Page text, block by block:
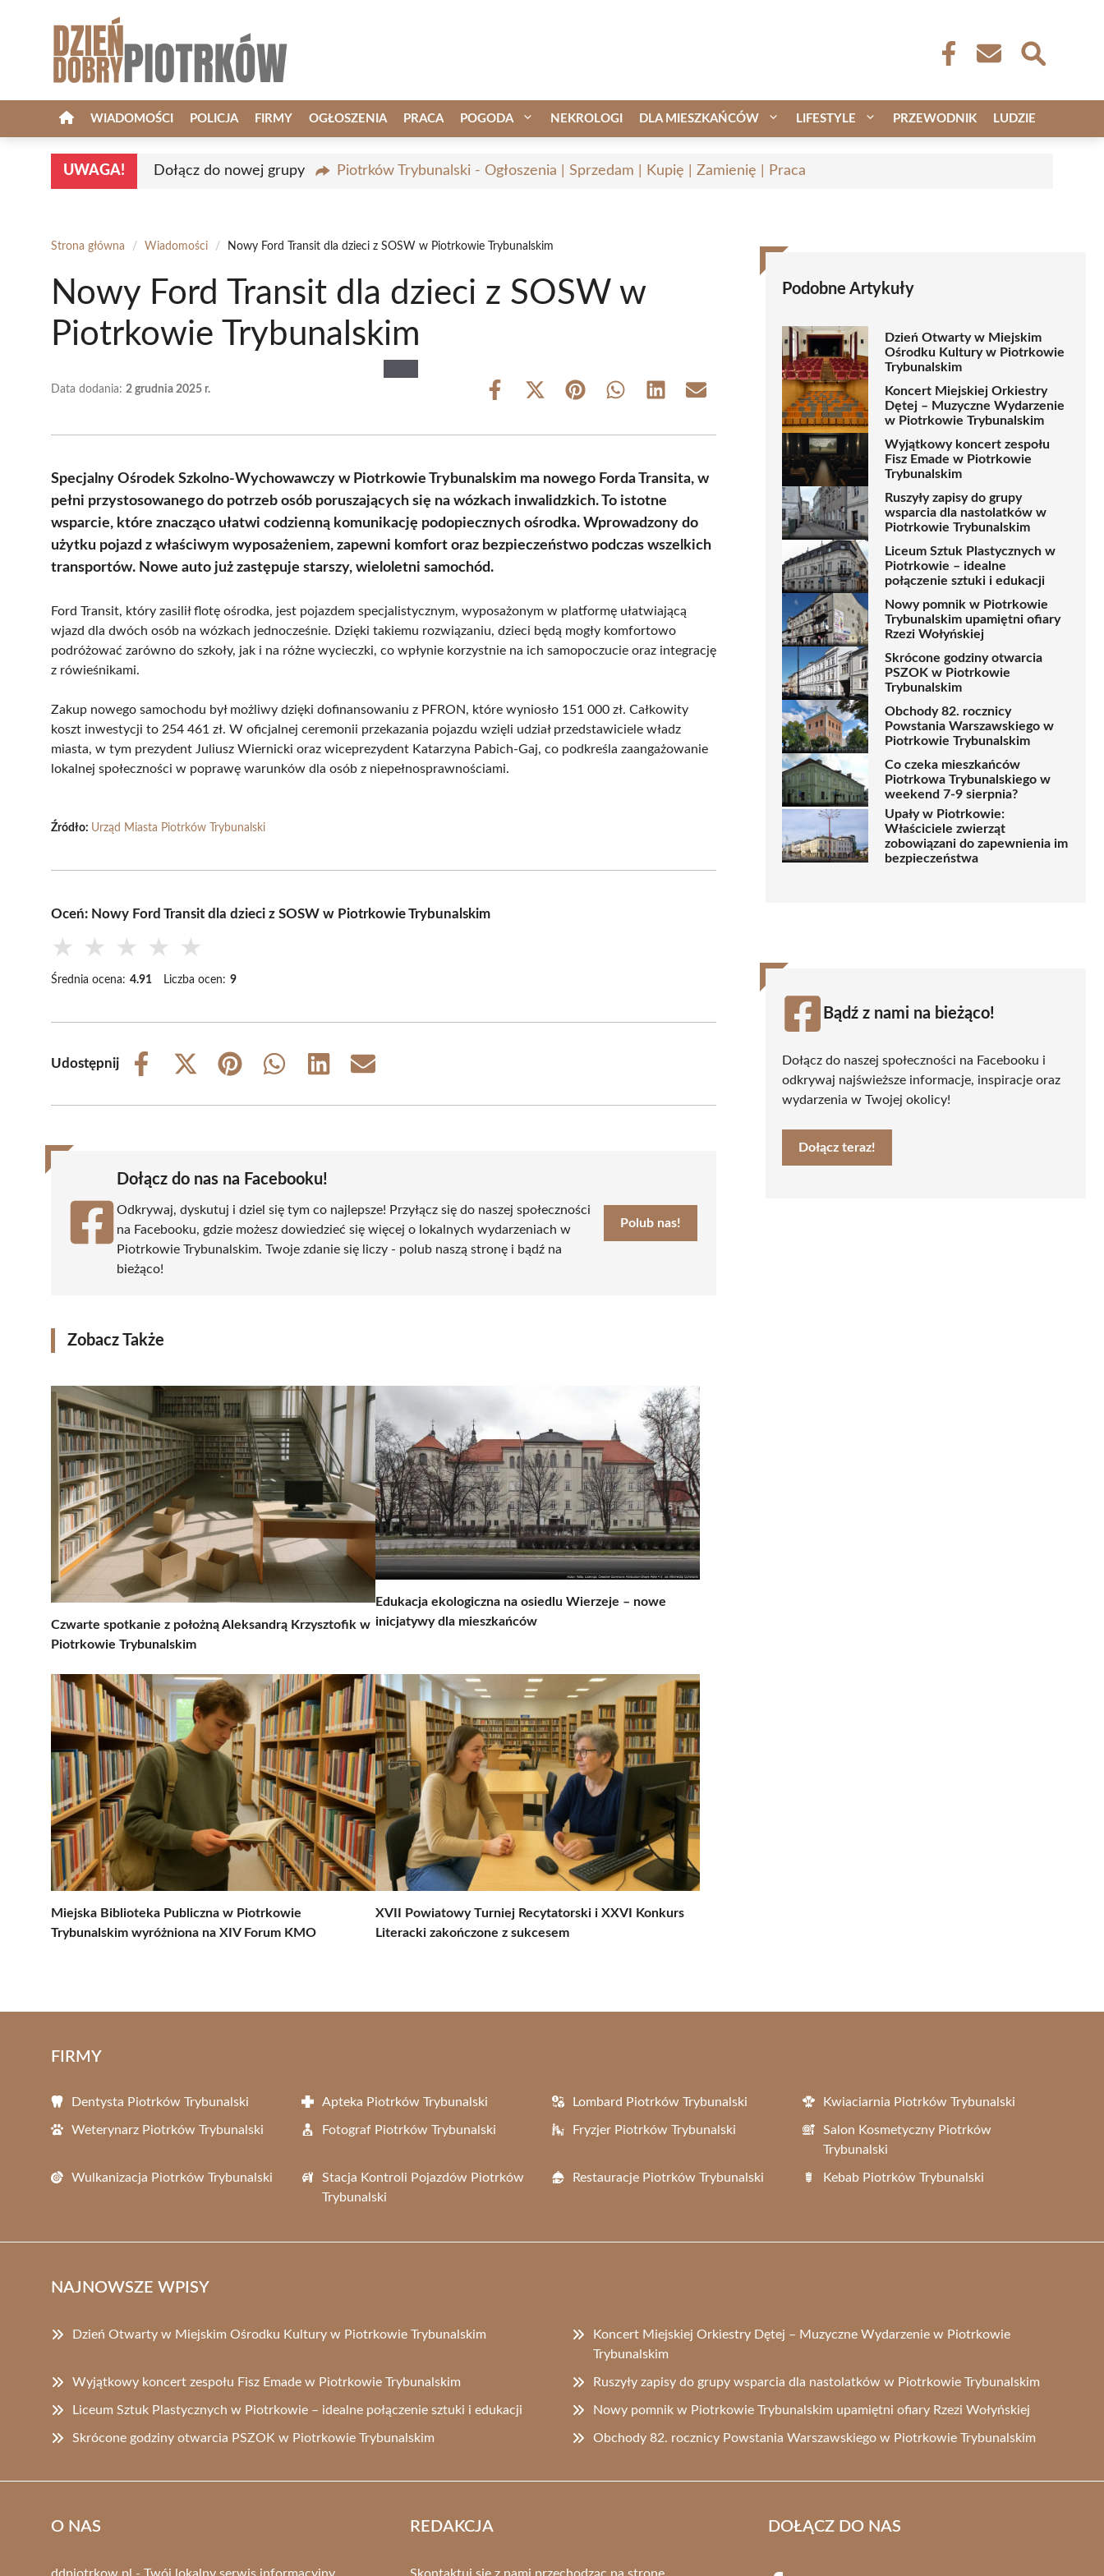
WIADOMOŚCI POLICJA FIRMY OGŁOSZENIA PRACA POGODA NEKROLOGI DLA MIESZKAŃCÓW LIFESTYLE PRZEWODNIK LUDZIE
UWAGA! Dołącz do nowej grupy Piotrków Trybunalski - Ogłoszenia | Sprzedam | Kupię | Zamienię | Praca
Strona główna / Wiadomości / Nowy Ford Transit dla dzieci z SOSW w Piotrkowie Trybunalskim
Nowy Ford Transit dla dzieci z SOSW w
Piotrkowie Trybunalskim
Data dodania: 2 grudnia 2025 r.
Share
Share
(Twitter)
Share Share Share Share
Specjalny Ośrodek Szkolno-Wychowawczy w Piotrkowie Trybunalskim ma nowego Forda Transita, w
pełni przystosowanego do potrzeb osób poruszających się na wózkach inwalidzkich. To istotne
wsparcie, które znacząco ułatwi codzienną komunikację podopiecznych ośrodka. Wprowadzony do
użytku pojazd z właściwym wyposażeniem, zapewni komfort oraz bezpieczeństwo podczas wszelkich
transportów. Nowe auto już zastępuje starszy, wieloletni samochód.
Ford Transit, który zasilił flotę ośrodka, jest pojazdem specjalistycznym, wyposażonym w platformę ułatwiającą
wjazd dla dwóch osób na wózkach jednocześnie. Dzięki takiemu rozwiązaniu, dzieci będą mogły komfortowo
podróżować zarówno do szkoły, jak i na różne wycieczki, co wpłynie korzystnie na ich samopoczucie oraz integrację
z rówieśnikami.
Zakup nowego samochodu był możliwy dzięki dofinansowaniu z PFRON, które wyniosło 151 000 zł. Całkowity
koszt inwestycji to 254 461 zł. W oficjalnej ceremonii przekazania pojazdu wzięli udział przedstawiciele władz
miasta, w tym prezydent Juliusz Wiernicki oraz wiceprezydent Katarzyna Pabich-Gaj, co podkreśla zaangażowanie
lokalnej społeczności w poprawę warunków dla osób z niepełnosprawnościami.
Źródło: Urząd Miasta Piotrków Trybunalski
Oceń: Nowy Ford Transit dla dzieci z SOSW w Piotrkowie Trybunalskim
★ ★ ★ ★ ★
Średnia ocena: 4.91 Liczba ocen: 9
Udostępnij
Share
Share
(Twitter)
Share
Share
Share
Share
Dołącz do nas na Facebooku!
Odkrywaj, dyskutuj i dziel się tym co najlepsze! Przyłącz się do naszej społeczności
na Facebooku, gdzie możesz dowiedzieć się więcej o lokalnych wydarzeniach w
Piotrkowie Trybunalskim. Twoje zdanie się liczy - polub naszą stronę i bądź na
bieżąco!
Polub nas!
Zobacz Także
Czwarte spotkanie z położną Aleksandrą Krzysztofik w
Piotrkowie Trybunalskim
Edukacja ekologiczna na osiedlu Wierzeje – nowe
inicjatywy dla mieszkańców
Miejska Biblioteka Publiczna w Piotrkowie
Trybunalskim wyróżniona na XIV Forum KMO
XVII Powiatowy Turniej Recytatorski i XXVI Konkurs
Literacki zakończone z sukcesem
Podobne Artykuły
Dzień Otwarty w Miejskim
Ośrodku Kultury w Piotrkowie
Trybunalskim
Koncert Miejskiej Orkiestry
Dętej – Muzyczne Wydarzenie
w Piotrkowie Trybunalskim
Wyjątkowy koncert zespołu
Fisz Emade w Piotrkowie
Trybunalskim
Ruszyły zapisy do grupy
wsparcia dla nastolatków w
Piotrkowie Trybunalskim
Liceum Sztuk Plastycznych w
Piotrkowie – idealne
połączenie sztuki i edukacji
Nowy pomnik w Piotrkowie
Trybunalskim upamiętni ofiary
Rzezi Wołyńskiej
Skrócone godziny otwarcia
PSZOK w Piotrkowie
Trybunalskim
Obchody 82. rocznicy
Powstania Warszawskiego w
Piotrkowie Trybunalskim
Co czeka mieszkańców
Piotrkowa Trybunalskiego w
weekend 7-9 sierpnia?
Upały w Piotrkowie:
Właściciele zwierząt
zobowiązani do zapewnienia im
bezpieczeństwa
Bądź z nami na bieżąco!
Dołącz do naszej społeczności na Facebooku i
odkrywaj najświeższe informacje, inspiracje oraz
wydarzenia w Twojej okolicy!
Dołącz teraz!
FIRMY
Dentysta Piotrków Trybunalski Apteka Piotrków Trybunalski Lombard Piotrków Trybunalski Kwiaciarnia Piotrków Trybunalski
Weterynarz Piotrków Trybunalski Fotograf Piotrków Trybunalski Fryzjer Piotrków Trybunalski
Salon Kosmetyczny Piotrków
Trybunalski
Wulkanizacja Piotrków Trybunalski
Stacja Kontroli Pojazdów Piotrków
Trybunalski
Restauracje Piotrków Trybunalski Kebab Piotrków Trybunalski
NAJNOWSZE WPISY
Dzień Otwarty w Miejskim Ośrodku Kultury w Piotrkowie Trybunalskim
Koncert Miejskiej Orkiestry Dętej – Muzyczne Wydarzenie w Piotrkowie
Trybunalskim
Wyjątkowy koncert zespołu Fisz Emade w Piotrkowie Trybunalskim Ruszyły zapisy do grupy wsparcia dla nastolatków w Piotrkowie Trybunalskim
Liceum Sztuk Plastycznych w Piotrkowie – idealne połączenie sztuki i edukacji Nowy pomnik w Piotrkowie Trybunalskim upamiętni ofiary Rzezi Wołyńskiej
Skrócone godziny otwarcia PSZOK w Piotrkowie Trybunalskim Obchody 82. rocznicy Powstania Warszawskiego w Piotrkowie Trybunalskim
O NAS REDAKCJA DOŁĄCZ DO NAS